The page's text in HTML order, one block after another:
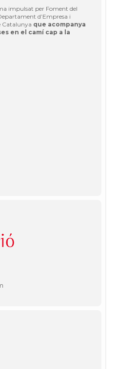
impulsat per Foment del
d’Empresa i
Catalunya que acompanya
en el camí cap a la